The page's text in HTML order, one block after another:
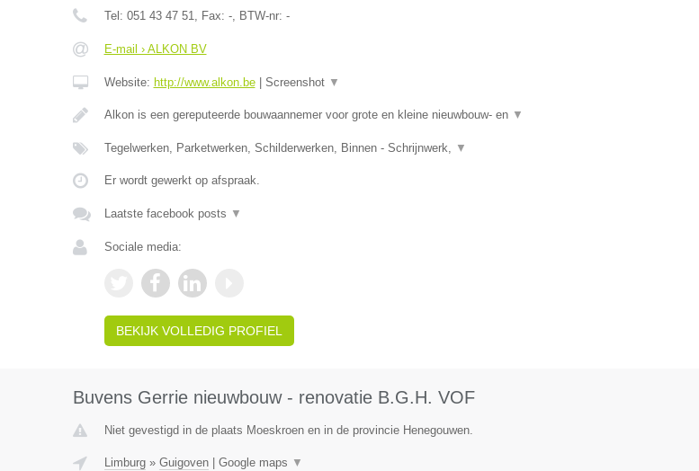
Tel: 051 43 47 51, Fax: -, BTW-nr: -
E-mail › ALKON BV
Website: http://www.alkon.be| Screenshot ▼
Alkon is een gereputeerde bouwaannemer voor grote en kleine nieuwbouw- en ▼
Tegelwerken, Parketwerken, Schilderwerken, Binnen - Schrijnwerk, ▼
Er wordt gewerkt op afspraak.
Laatste facebook posts ▼
Sociale media:
BEKIJK VOLLEDIG PROFIEL
Buvens Gerrie nieuwbouw - renovatie B.G.H. VOF
Niet gevestigd in de plaats Moeskroen en in de provincie Henegouwen.
Limburg» Guigoven| Google maps ▼